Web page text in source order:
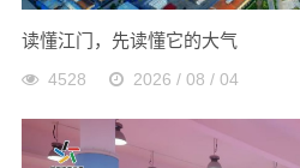
读懂江门，先读懂它的大气
4528 2026 / 08 / 04